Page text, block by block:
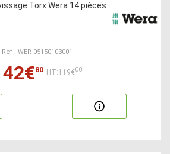
Torx Wera 14 pièces
Ref : WER 05150103001
80 HT:119€00